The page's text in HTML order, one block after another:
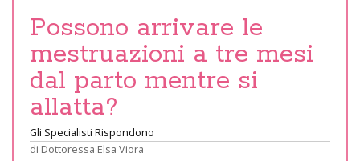
Possono arrivare le
mestruazioni a tre mesi
dal parto mentre si
allatta?
Gli Specialisti Rispondono
di Dottoressa Elsa Viora